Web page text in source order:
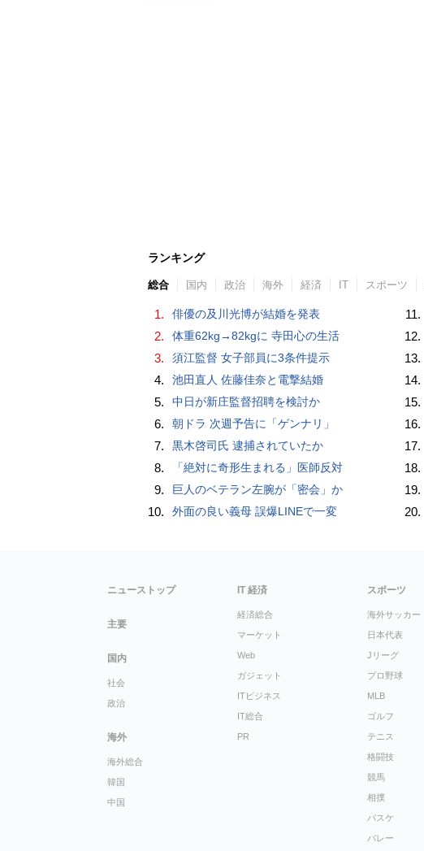
ランキング
総合 国内 政治 海外 経済 IT スポーツ
1. 俳優の及川光博が結婚を発表
2. 体重62kg→82kgに 寺田心の生活
3. 須江監督 女子部員に3条件提示
4. 池田直人 佐藤佳奈と電撃結婚
5. 中日が新庄監督招聘を検討か
6. 朝ドラ 次週予告に「ゲンナリ」
7. 黒木啓司氏 逮捕されていたか
8. 「絶対に奇形生まれる」医師反対
9. 巨人のベテラン左腕が「密会」か
10. 外面の良い義母 誤爆LINEで一変
11.
12.
13.
14.
15.
16.
17.
18.
19.
20.
ニューストップ
主要
国内
社会
政治
海外
海外総合
韓国
中国
IT 経済
経済総合
マーケット
Web
ガジェット
ITビジネス
IT総合
PR
スポーツ
海外サッカー
日本代表
Jリーグ
プロ野球
MLB
ゴルフ
テニス
格闘技
競馬
相撲
バスケ
バレー